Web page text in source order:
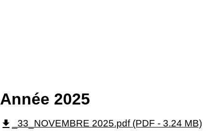
Année 2025
file_download _33_NOVEMBRE 2025.pdf (PDF - 3.24 MB)